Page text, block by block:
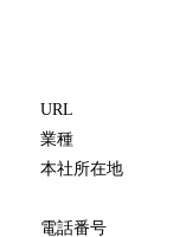
URL
業種
本社所在地
電話番号